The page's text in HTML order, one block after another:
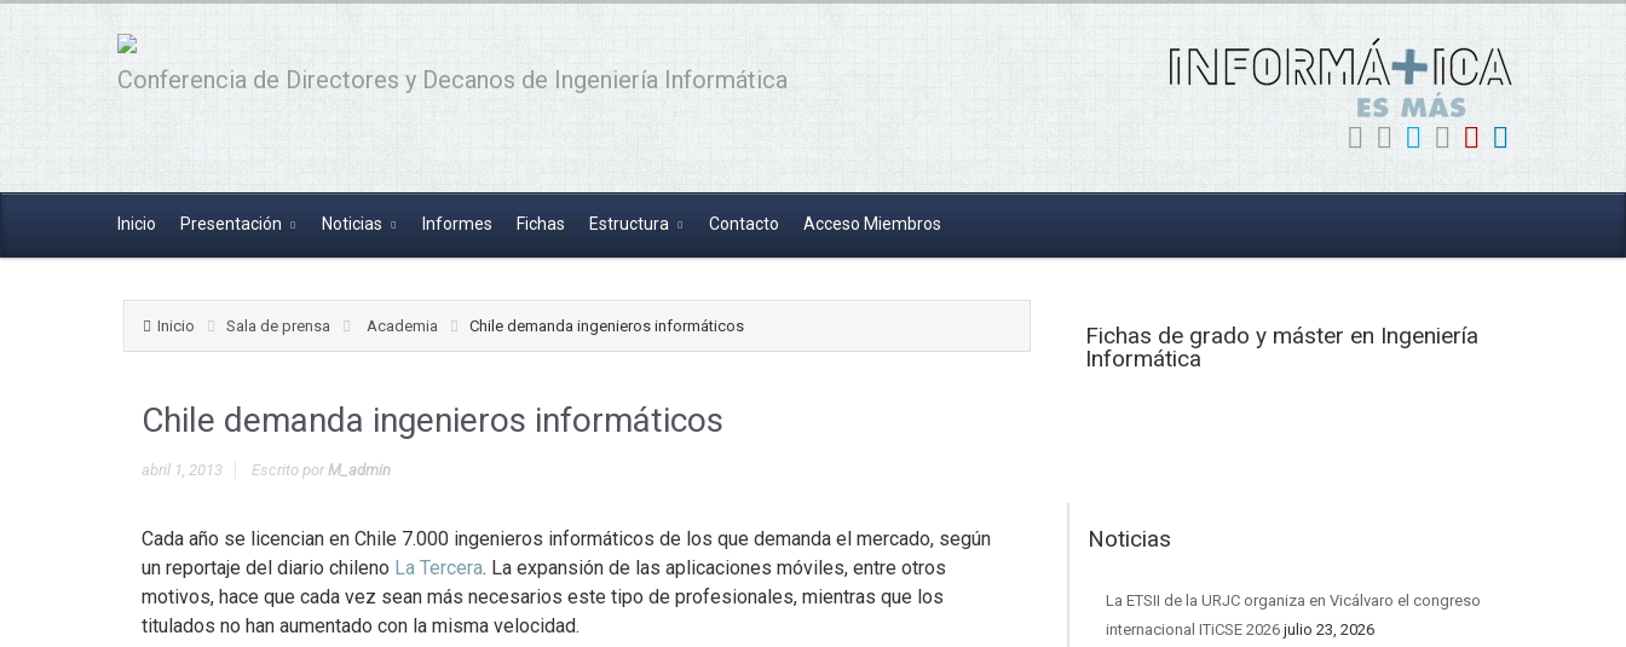
Conferencia de Directores y Decanos de Ingeniería Informática
Inicio Presentación Noticias Informes Fichas Estructura Contacto Acceso Miembros
Inicio Sala de prensa Academia Chile demanda ingenieros informáticos
Chile demanda ingenieros informáticos
abril 1, 2013 Escrito por M_admin
Cada año se licencian en Chile 7.000 ingenieros informáticos de los que demanda el mercado, según
un reportaje del diario chileno La Tercera. La expansión de las aplicaciones móviles, entre otros
motivos, hace que cada vez sean más necesarios este tipo de profesionales, mientras que los
titulados no han aumentado con la misma velocidad.
Fichas de grado y máster en Ingeniería
Informática
Noticias
La ETSII de la URJC organiza en Vicálvaro el congreso
internacional ITiCSE 2026 julio 23, 2026